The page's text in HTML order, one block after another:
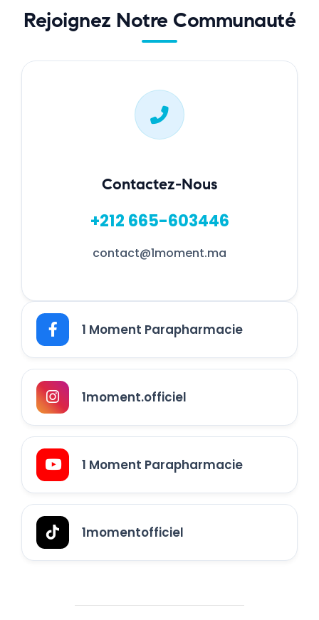
Rejoignez Notre Communauté
Contactez-Nous
+212 665-603446
contact@1moment.ma
1 Moment Parapharmacie
1moment.officiel
1 Moment Parapharmacie
1momentofficiel